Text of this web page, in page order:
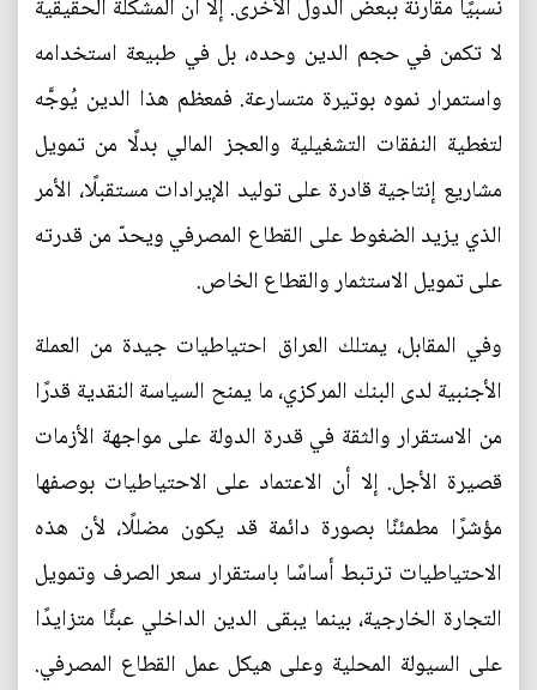
نسبيًا مقارنة ببعض الدول الأخرى. إلا أن المشكلة الحقيقية
لا تكمن في حجم الدين وحده، بل في طبيعة استخدامه
واستمرار نموه بوتيرة متسارعة. فمعظم هذا الدين يُوجَّه
لتغطية النفقات التشغيلية والعجز المالي بدلًا من تمويل
مشاريع إنتاجية قادرة على توليد الإيرادات مستقبلًا، الأمر
الذي يزيد الضغوط على القطاع المصرفي ويحدّ من قدرته
على تمويل الاستثمار والقطاع الخاص.
وفي المقابل، يمتلك العراق احتياطيات جيدة من العملة
الأجنبية لدى البنك المركزي، ما يمنح السياسة النقدية قدرًا
من الاستقرار والثقة في قدرة الدولة على مواجهة الأزمات
قصيرة الأجل. إلا أن الاعتماد على الاحتياطيات بوصفها
مؤشرًا مطمئنًا بصورة دائمة قد يكون مضللًا، لأن هذه
الاحتياطيات ترتبط أساسًا باستقرار سعر الصرف وتمويل
التجارة الخارجية، بينما يبقى الدين الداخلي عبئًا متزايدًا
على السيولة المحلية وعلى هيكل عمل القطاع المصرفي.